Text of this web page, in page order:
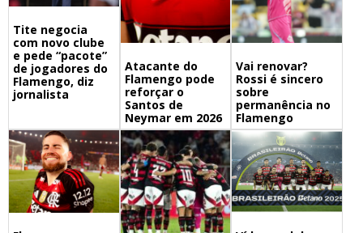
Tite negocia
com novo clube
e pede “pacote”
de jogadores do
Flamengo, diz
jornalista
Atacante do
Flamengo pode
reforçar o
Santos de
Neymar em 2026
Vai renovar?
Rossi é sincero
sobre
permanência no
Flamengo